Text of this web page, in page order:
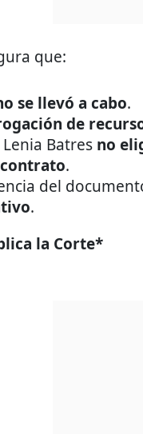
que:
se llevó a cabo.
de
Batres no
.
del
.
la Corte*